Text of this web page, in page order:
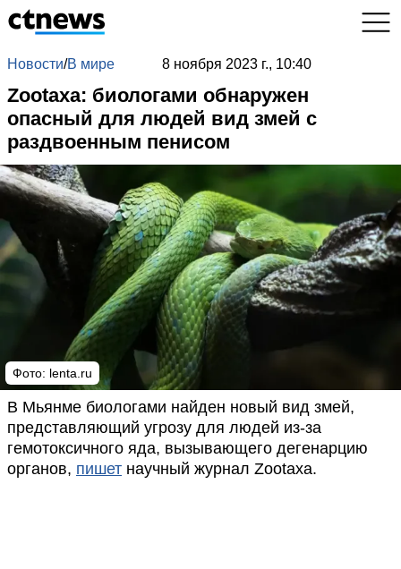
Новости/В мире 8 ноября 2023 г., 10:40
Zootaxa: биологами обнаружен
опасный для людей вид змей с
раздвоенным пенисом
Фото: lenta.ru
В Мьянме биологами найден новый вид змей,
представляющий угрозу для людей из-за
гемотоксичного яда, вызывающего дегенарцию
органов, пишет научный журнал Zootaxa.